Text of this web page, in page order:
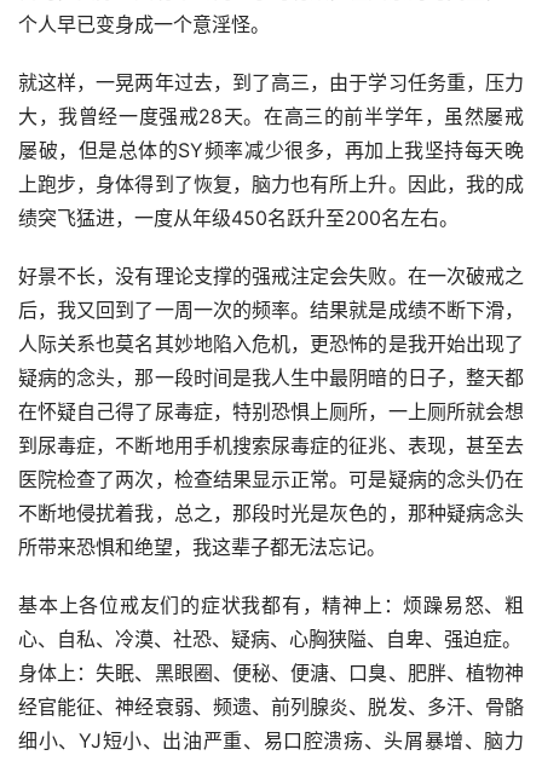
个人早已变身成一个意淫怪。
就这样，一晃两年过去，到了高三，由于学习任务重，压力
大，我曾经一度强戒28天。在高三的前半学年，虽然屡戒
屡破，但是总体的SY频率减少很多，再加上我坚持每天晚
上跑步，身体得到了恢复，脑力也有所上升。因此，我的成
绩突飞猛进，一度从年级450名跃升至200名左右。
好景不长，没有理论支撑的强戒注定会失败。在一次破戒之
后，我又回到了一周一次的频率。结果就是成绩不断下滑，
人际关系也莫名其妙地陷入危机，更恐怖的是我开始出现了
疑病的念头，那一段时间是我人生中最阴暗的日子，整天都
在怀疑自己得了尿毒症，特别恐惧上厕所，一上厕所就会想
到尿毒症，不断地用手机搜索尿毒症的征兆、表现，甚至去
医院检查了两次，检查结果显示正常。可是疑病的念头仍在
不断地侵扰着我，总之，那段时光是灰色的，那种疑病念头
所带来恐惧和绝望，我这辈子都无法忘记。
基本上各位戒友们的症状我都有，精神上：烦躁易怒、粗
心、自私、冷漠、社恐、疑病、心胸狭隘、自卑、强迫症。
身体上：失眠、黑眼圈、便秘、便溏、口臭、肥胖、植物神
经官能征、神经衰弱、频遗、前列腺炎、脱发、多汗、骨骼
细小、YJ短小、出油严重、易口腔溃疡、头屑暴增、脑力